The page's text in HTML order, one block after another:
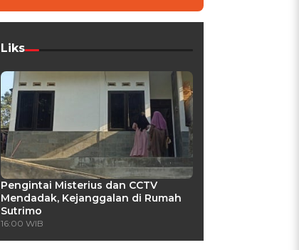
Liks
Pengintai Misterius dan CCTV
Mendadak, Kejanggalan di Rumah
Sutrimo
16:00 WIB